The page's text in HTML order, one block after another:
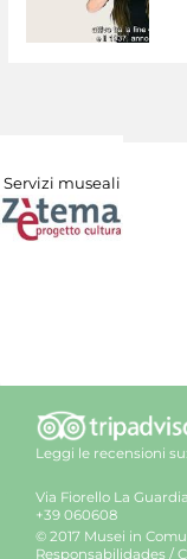
Servizi museali
Leggi le recensioni su:
Via Fiorello La
+39 060608
© 2017 Musei in
Responsabilidades /